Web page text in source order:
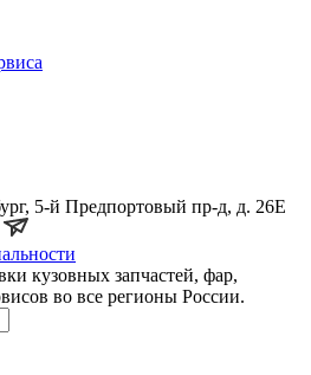
5-й Предпортовый пр-д, д. 26Е
кузовных запчастей, фар,
во все регионы России.